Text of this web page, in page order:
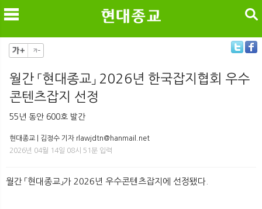
메
검색
월간 「현대종교」 2026년 한국잡지협회 우수
콘텐츠잡지 선정
55년 동안 600호 발간
현대종교 | 김정수 기자 rlawjdtn@hanmail.net
2026년 04월 14일 08시 51분 입력
월간 「현대종교」가 2026년 우수콘텐츠잡지에 선정됐다.